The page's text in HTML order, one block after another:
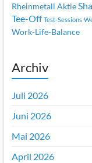
Rheinmetall Aktie
Tee-Off Test-Sessions
Work-Life-Balance
Archiv
Juli 2026
Juni 2026
Mai 2026
April 2026